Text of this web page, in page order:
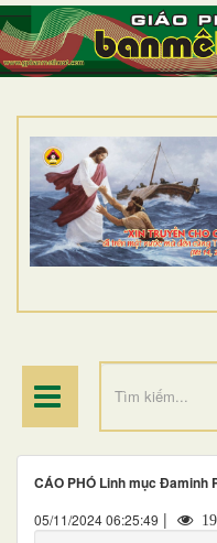
TRANG NHẤT
GIỚI THIỆU
DÒNG TU
BAN MỤC VỤ
ĐOÀN THỂ CG
CÁO PHÓ Linh mục Đaminh
05/11/2024 06:25:49 |